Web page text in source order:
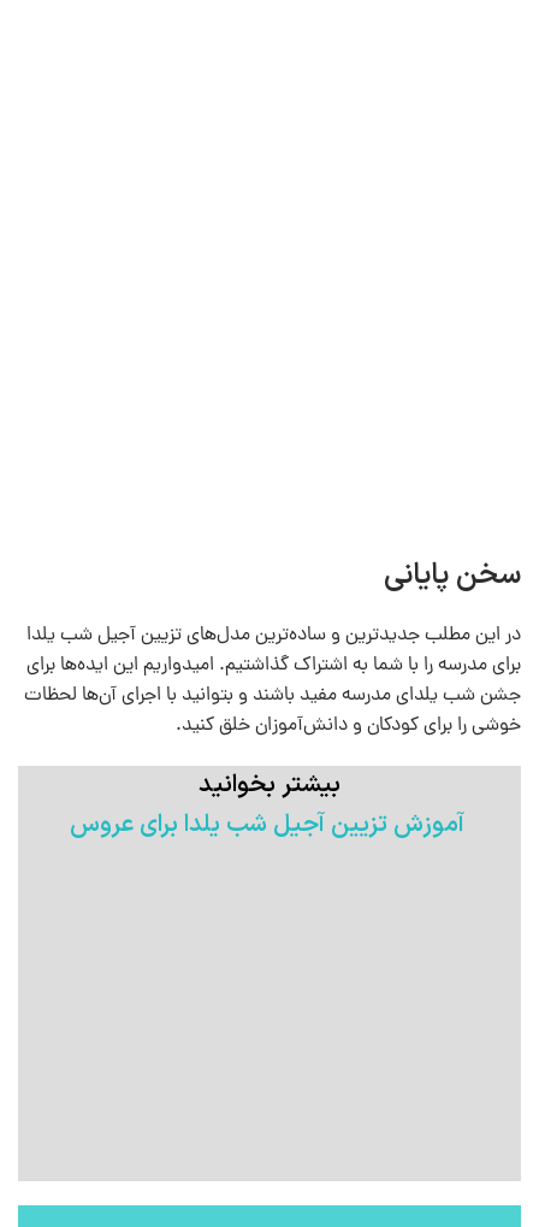
سخن پایانی
در این مطلب جدیدترین و ساده‌ترین مدل‌های تزیین آجیل شب یلدا
برای مدرسه را با شما به اشتراک گذاشتیم. امیدواریم این ایده‌ها برای
جشن شب یلدای مدرسه مفید باشند و بتوانید با اجرای آن‌ها لحظات
خوشی را برای کودکان و دانش‌آموزان خلق کنید.
بیشتر بخوانید
آموزش تزیین آجیل شب یلدا برای عروس